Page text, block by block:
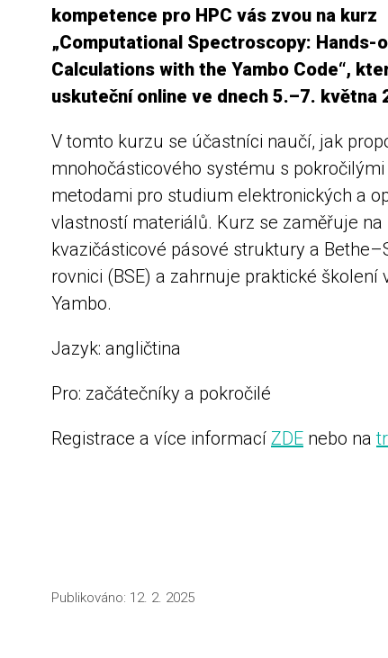
kompetence pro HPC vás zvou na kurz
„Computational Spectroscopy: Hands-
Calculations with the Yambo Code“,
uskuteční online ve dnech 5.–7. května
V tomto kurzu se účastníci naučí, jak
mnohočásticového systému s
metodami pro studium elektronických a
vlastností materiálů. Kurz se zaměřuje na
kvazičásticové pásové struktury a
rovnici (BSE) a zahrnuje praktické školení
Yambo.
Jazyk: angličtina
Pro: začátečníky a pokročilé
Registrace a více informací ZDE nebo na
Publikováno: 12. 2. 2025